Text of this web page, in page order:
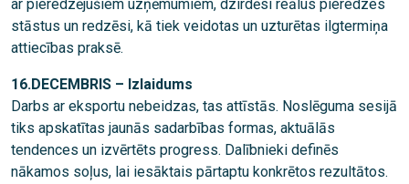
ar pieredzējušiem uzņēmumiem, dzirdēsi reālus pieredzes
stāstus un redzēsi, kā tiek veidotas un uzturētas ilgtermiņa
attiecības praksē.
16.DECEMBRIS – Izlaidums
Darbs ar eksportu nebeidzas, tas attīstās. Noslēguma sesijā
tiks apskatītas jaunās sadarbības formas, aktuālās
tendences un izvērtēts progress. Dalībnieki definēs
nākamos soļus, lai iesāktais pārtaptu konkrētos rezultātos.